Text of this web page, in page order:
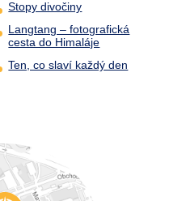
Stopy divočiny
Langtang – fotografická
cesta do Himaláje
Ten, co slaví každý den